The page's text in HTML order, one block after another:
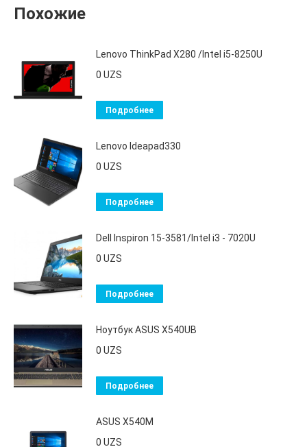
Похожие
Lenovo ThinkPad X280 /Intel i5-8250U
0 UZS
Подробнее
Lenovo Ideapad330
0 UZS
Подробнее
Dell Inspiron 15-3581/Intel i3 - 7020U
0 UZS
Подробнее
Ноутбук ASUS X540UB
0 UZS
Подробнее
ASUS X540M
0 UZS